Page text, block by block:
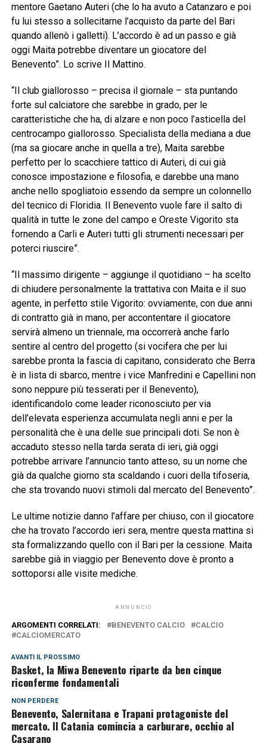
mentore Gaetano Auteri (che lo ha avuto a Catanzaro e poi
fu lui stesso a sollecitarne l’acquisto da parte del Bari
quando allenò i galletti). L’accordo è ad un passo e già
oggi Maita potrebbe diventare un giocatore del
Benevento”. Lo scrive Il Mattino.
“Il club giallorosso – precisa il giornale – sta puntando
forte sul calciatore che sarebbe in grado, per le
caratteristiche che ha, di alzare e non poco l’asticella del
centrocampo giallorosso. Specialista della mediana a due
(ma sa giocare anche in quella a tre), Maita sarebbe
perfetto per lo scacchiere tattico di Auteri, di cui già
conosce impostazione e filosofia, e darebbe una mano
anche nello spogliatoio essendo da sempre un colonnello
del tecnico di Floridia. Il Benevento vuole fare il salto di
qualità in tutte le zone del campo e Oreste Vigorito sta
fornendo a Carli e Auteri tutti gli strumenti necessari per
poterci riuscire”.
“Il massimo dirigente – aggiunge il quotidiano – ha scelto
di chiudere personalmente la trattativa con Maita e il suo
agente, in perfetto stile Vigorito: ovviamente, con due anni
di contratto già in mano, per accontentare il giocatore
servirà almeno un triennale, ma occorrerà anche farlo
sentire al centro del progetto (si vocifera che per lui
sarebbe pronta la fascia di capitano, considerato che Berra
è in lista di sbarco, mentre i vice Manfredini e Capellini non
sono neppure più tesserati per il Benevento),
identificandolo come leader riconosciuto per via
dell’elevata esperienza accumulata negli anni e per la
personalità che è una delle sue principali doti. Se non è
accaduto stesso nella tarda serata di ieri, già oggi
potrebbe arrivare l’annuncio tanto atteso, su un nome che
già da qualche giorno sta scaldando i cuori della tifoseria,
che sta trovando nuovi stimoli dal mercato del Benevento”.
Le ultime notizie danno l’affare per chiuso, con il giocatore
che ha trovato l’accordo ieri sera, mentre questa mattina si
sta formalizzando quello con il Bari per la cessione. Maita
sarebbe già in viaggio per Benevento dove è pronto a
sottoporsi alle visite mediche.
ANNUNCIO
ARGOMENTI CORRELATI: BENEVENTO CALCIO
CALCIO
CALCIOMERCATO
AVANTI IL ​​PROSSIMO
Basket, la Miwa Benevento riparte da ben cinque
riconferme fondamentali
NON PERDERE
Benevento, Salernitana e Trapani protagoniste del
mercato. Il Catania comincia a carburare, occhio al
Casarano